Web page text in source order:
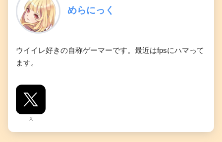
めらにっく
ウイイレ好きの自称ゲーマーです。最近はfpsにハマって
ます。
X